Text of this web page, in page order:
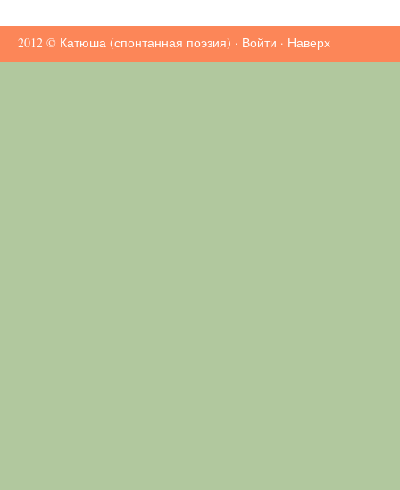
2012 © Катюша (спонтанная поэзия) · Войти · Наверх